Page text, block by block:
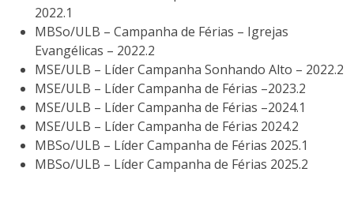
2022.1
MBSo/ULB – Campanha de Férias – Igrejas
Evangélicas – 2022.2
MSE/ULB – Líder Campanha Sonhando Alto – 2022.2
MSE/ULB – Líder Campanha de Férias –2023.2
MSE/ULB – Líder Campanha de Férias –2024.1
MSE/ULB – Líder Campanha de Férias 2024.2
MBSo/ULB – Líder Campanha de Férias 2025.1
MBSo/ULB – Líder Campanha de Férias 2025.2